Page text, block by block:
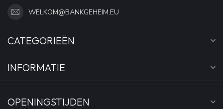
WELKOM@BANKGEHEIM.EU
CATEGORIEËN
INFORMATIE
OPENINGSTIJDEN